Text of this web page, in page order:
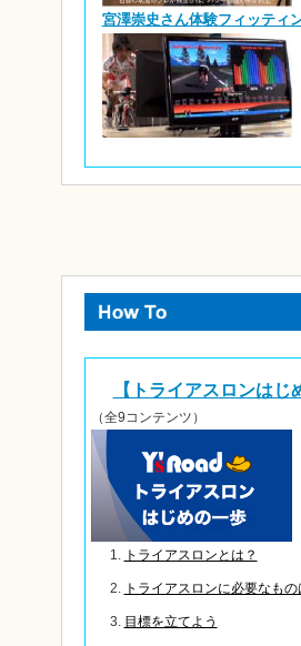
宮澤崇史さん体験フィッティ
【トライアスロンはじ
（全9コンテンツ）
トライアスロンとは？
トライアスロンに必要なもの
目標を立てよう